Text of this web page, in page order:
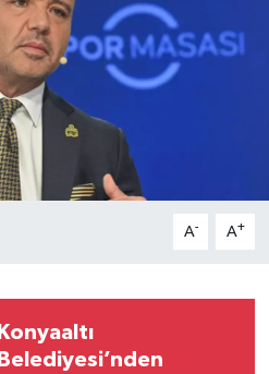
A- A+
Konyaaltı
Belediyesi’nden